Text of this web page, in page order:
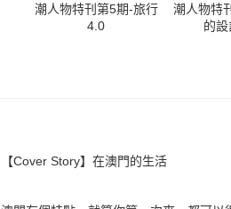
潮人物特刊第5期-旅行
4.0
潮人物特
的
【Cover Story】在澳門的生活